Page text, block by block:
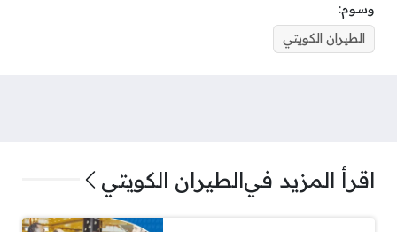
وسوم:
الطيران الكويتي
اقرأ المزيد فيالطيران الكويتي